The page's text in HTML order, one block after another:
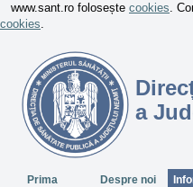
www.sant.ro folosește cookies.
cookies.
a
SectiuniPrima
Despre noi